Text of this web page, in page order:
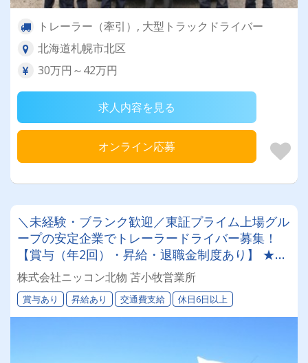
トレーラー（牽引）, 大型トラックドライバー
北海道札幌市北区
30万円～42万円
求人内容を見る
オンライン応募
＼未経験・ブランク歓迎／東証プライム上場グル
ープの安定企業でトレーラードライバー募集！
【賞与（年2回）・昇給・退職金制度あり】 ★一
人一台の専属車両★無事故等で月給24,000円UP
のチャンス◎★資格取得支援制度★希望休＆育休
実績あり！女性ドライバーも活躍中の働きやすい
職場です♪
株式会社ニッコン北物 苫小牧営業所
賞与あり 昇給あり 交通費支給 休日6日以上